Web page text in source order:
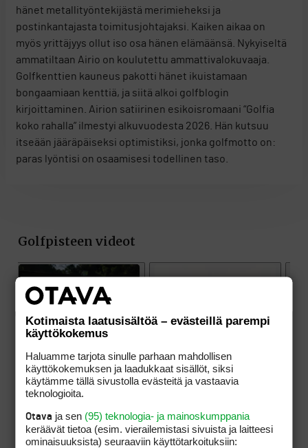
hänet metallityöntekijästä merimieheksi ja
postinkantajasta toimitusjohtajaksi. Kaiken aikaa on
myös yrittäjyys ollut iso osa hänen elämäänsä. Nykyiseltä
ammatiltaan Airio on koulutettu ammattivalokuvaaja.
Golfkenttien kauneus pakotti hänet ikuistamaan
bongaamiaan kenttiä, ja siitä alkoi golfblogin
kirjoittaminen. Airion satiirinen esikoisromaani “Golfia
koko rahalla” ilmestyi alkuvuodesta 2026. Hän kutsuu
itseään jääräpäiseksi optimistiksi, jonka golfmotto on:
paras lyöntisi on osaamisesi todellinen taso.
Kotimaista laatusisältöä – evästeillä parempi
käyttökokemus
Haluamme tarjota sinulle parhaan mahdollisen
käyttökokemuksen ja laadukkaat sisällöt, siksi
käytämme tällä sivustolla evästeitä ja vastaavia
teknologioita.
Otava ja sen (95) teknologia- ja mainoskumppania
keräävät tietoa (esim. vierailemis­tasi sivuista ja laitteesi
ominaisuuk­sista) seuraaviin käyttötarkoituksiin: